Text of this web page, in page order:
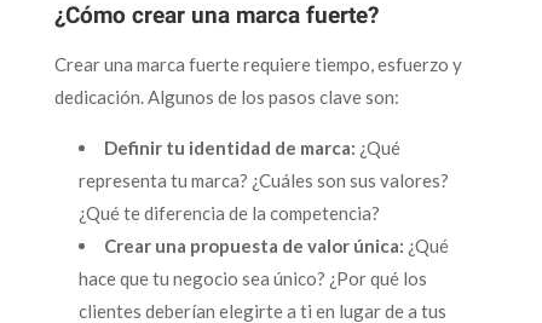
¿Cómo crear una marca fuerte?
Crear una marca fuerte requiere tiempo, esfuerzo y
dedicación. Algunos de los pasos clave son:
Definir tu identidad de marca: ¿Qué
representa tu marca? ¿Cuáles son sus valores?
¿Qué te diferencia de la competencia?
Crear una propuesta de valor única: ¿Qué
hace que tu negocio sea único? ¿Por qué los
clientes deberían elegirte a ti en lugar de a tus